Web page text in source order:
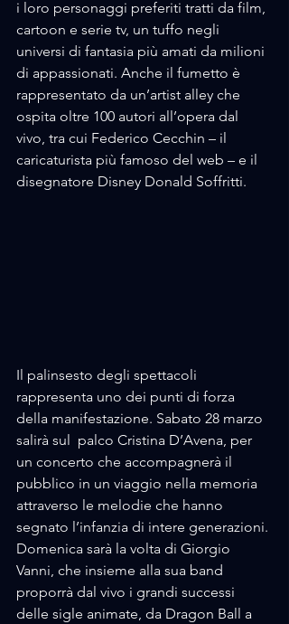
i loro personaggi preferiti tratti da film,
cartoon e serie tv, un tuffo negli
universi di fantasia più amati da milioni
di appassionati. Anche il fumetto è
rappresentato da un’artist alley che
ospita oltre 100 autori all’opera dal
vivo, tra cui Federico Cecchin – il
caricaturista più famoso del web – e il
disegnatore Disney Donald Soffritti.
Il palinsesto degli spettacoli
rappresenta uno dei punti di forza
della manifestazione. Sabato 28 marzo
salirà sul  palco Cristina D’Avena, per
un concerto che accompagnerà il
pubblico in un viaggio nella memoria
attraverso le melodie che hanno
segnato l’infanzia di intere generazioni.
Domenica sarà la volta di Giorgio
Vanni, che insieme alla sua band
proporrà dal vivo i grandi successi
delle sigle animate, da Dragon Ball a